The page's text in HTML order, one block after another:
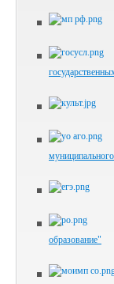
образование"